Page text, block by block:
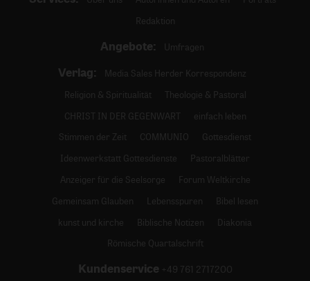
Redaktion
Angebote: Umfragen
Verlag:
Media Sales Herder Korrespondenz
Religion & Spiritualität
Theologie & Pastoral
CHRIST IN DER GEGENWART
einfach leben
Stimmen der Zeit
COMMUNIO
Gottesdienst
Ideenwerkstatt Gottesdienste
Pastoralblätter
Anzeiger für die Seelsorge
Forum Weltkirche
Gemeinsam Glauben
Lebensspuren
Bibel lesen
kunst und kirche
Biblische Notizen
Diakonia
Römische Quartalschrift
Kundenservice +49 761 2717200